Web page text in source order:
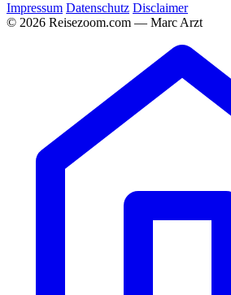
Impressum Datenschutz Disclaimer
© 2026 Reisezoom.com — Marc Arzt